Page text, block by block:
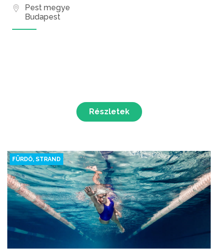
Pest megye
Budapest
Részletek
FÜRDŐ, STRAND